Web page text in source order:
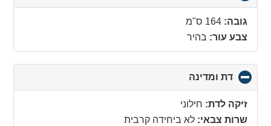
to
גובה: 164 ס"מ
צבע עור: בהיר
דת ומדינה
to
collapse
זיקה לדת: חילוני
שרות צבאי: לא ביחידה קרבית